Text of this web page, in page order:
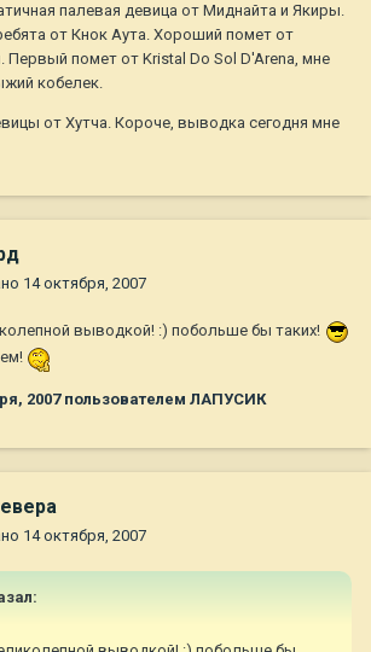
палевая девица от Миднайта и Якиры.
от Кнок Аута. Хороший помет от
Первый помет от Kristal Do Sol D'Arena, мне
кобелек.
от Хутча. Короче, выводка сегодня мне
14 октября, 2007
выводкой! :) побольше бы таких!
2007пользователем ЛАПУСИК
14 октября, 2007